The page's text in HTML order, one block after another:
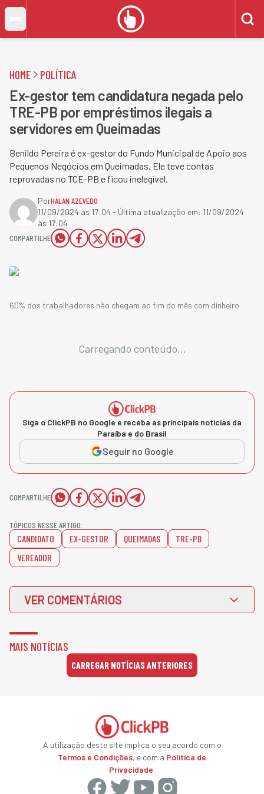
HOME POLÍTICA
Ex-gestor tem candidatura negada pelo
TRE-PB por empréstimos ilegais a
servidores em Queimadas
Benildo Pereira é ex-gestor do Fundo Municipal de Apoio aos
Pequenos Negócios em Queimadas. Ele teve contas
reprovadas no TCE-PB e ficou inelegível.
PorHALAN AZEVEDO
11/09/2024 às 17:04 - Última atualização em: 11/09/2024
às 17:04
COMPARTILHE
60% dos trabalhadores não chegam ao fim do mês com dinheiro
Carregando conteúdo...
Siga o ClickPB no Google e receba as principais notícias da
Paraíba e do Brasil
Seguir no Google
COMPARTILHE
TÓPICOS NESSE ARTIGO:
CANDIDATO EX-GESTOR QUEIMADAS
TRE-PB
VEREADOR
VER COMENTÁRIOS
MAIS NOTÍCIAS
CARREGAR NOTÍCIAS ANTERIORES
A utilização deste site implica o seu acordo com o
Termos e Condições, e com a Política de
Privacidade.